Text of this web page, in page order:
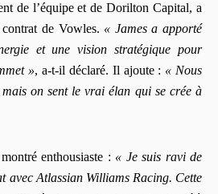
de l’équipe et de Dorilton Capital, a
de Vowles. « James a apporté
et une vision stratégique pour
», a-t-il déclaré. Il ajoute : « Nous
mais on sent le vrai élan qui se crée à
enthousiaste : « Je suis ravi de
avec Atlassian Williams Racing. Cette